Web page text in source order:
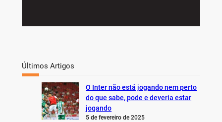
Últimos Artigos
O Inter não está jogando nem perto
do que sabe, pode e deveria estar
jogando
5 de fevereiro de 2025